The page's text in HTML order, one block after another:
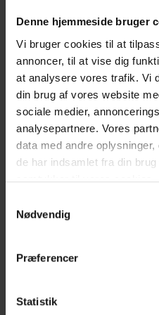
Denne hjemmeside bruger
Vi bruger cookies til at
annoncer, til at vise dig
at analysere vores trafik. Vi
din brug af vores website
sociale medier,
analysepartnere. Vores
data med andre
de har indsamlet fra din
samtykker til vores
Nødvendig
Præferencer
Statistik
Juillet - Aout 2015
Issue 15
Issue 13